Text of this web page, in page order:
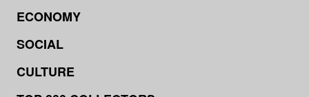
ECONOMY
SOCIAL
CULTURE